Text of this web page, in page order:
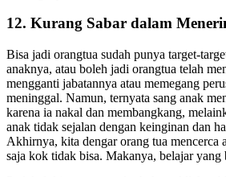
Bisa jadi orangtua sudah punya target-
anaknya, atau boleh jadi orangtua telah
mengganti jabatannya atau memegang
meninggal. Namun, ternyata sang anak
karena ia nakal dan membangkang,
anak tidak sejalan dengan keinginan dan
Akhirnya, kita dengar orang tua mencerca